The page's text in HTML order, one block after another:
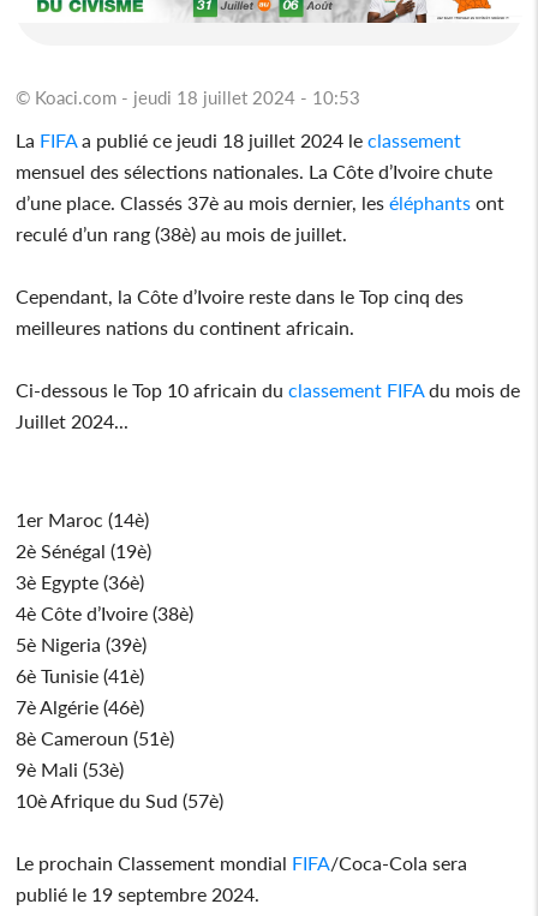
© Koaci.com - jeudi 18 juillet 2024 - 10:53
La FIFAa publié ce jeudi 18 juillet 2024 leclassement
mensuel des sélections nationales. La Côte d’Ivoire chute
d’une place. Classés 37è au mois dernier, leséléphants ont
reculé d’un rang (38è) au mois de juillet.
Cependant, la Côte d’Ivoire reste dans le Top cinq des
meilleures nations du continent africain.
Ci-dessous le Top 10 africain duclassement FIFAdu mois de
Juillet 2024...
1er Maroc (14è)
2è Sénégal (19è)
3è Egypte (36è)
4è Côte d’Ivoire (38è)
5è Nigeria (39è)
6è Tunisie (41è)
7è Algérie (46è)
8è Cameroun (51è)
9è Mali (53è)
10è Afrique du Sud (57è)
Le prochain Classement mondial FIFA/Coca-Cola sera
publié le 19 septembre 2024.